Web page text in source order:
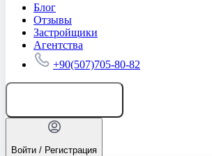
Блог
Отзывы
Застройщики
Агентства
+90(507)705-80-82
Войти / Регистрация